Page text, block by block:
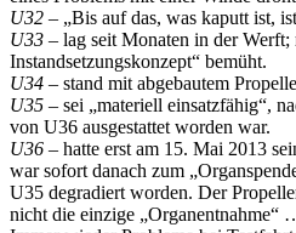
U32 – „Bis auf das, was kaputt ist,
U33 – lag seit Monaten in der Werft;
Instandsetzungskonzept“ bemüht.
U34 – stand mit abgebautem
U35 – sei „materiell einsatzfähig“,
von U36 ausgestattet worden war.
U36 – hatte erst am 15. Mai 2013
war sofort danach zum
U35 degradiert worden. Der
nicht die einzige „Organentnahme“